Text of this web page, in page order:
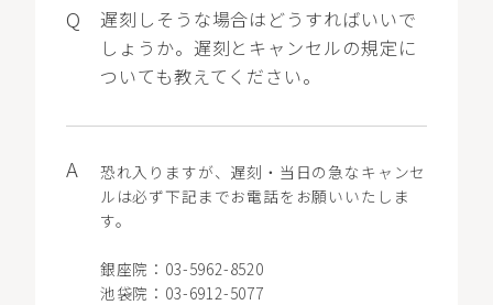
遅刻しそうな場合はどうすればいいで
しょうか。遅刻とキャンセルの規定に
ついても教えてください。
恐れ入りますが、遅刻・当日の急なキャンセ
ルは必ず下記までお電話をお願いいたしま
す。
銀座院：03-5962-8520
池袋院：03-6912-5077
CAMPAIGN
LOCATION
RECRUIT